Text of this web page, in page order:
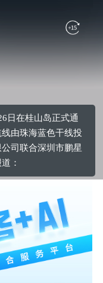
日在桂山岛正式通
由珠海蓝色干线投
司联合深圳市鹏星
：